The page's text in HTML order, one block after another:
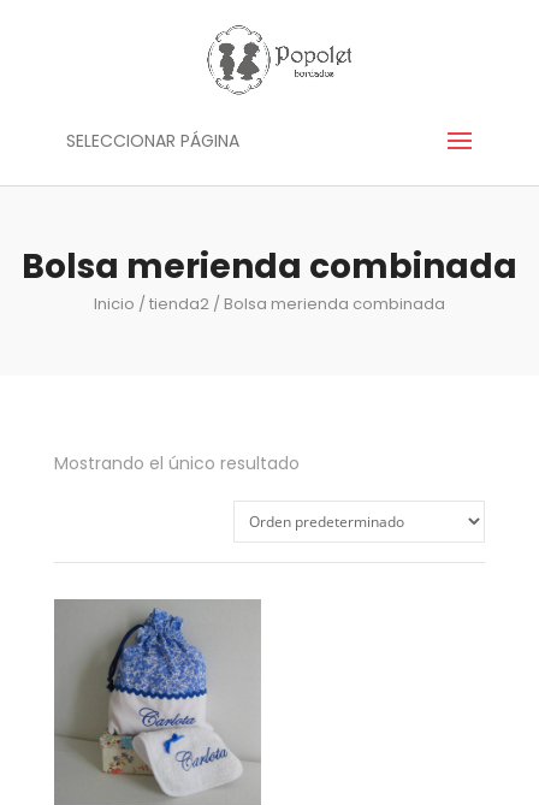
SELECCIONAR PÁGINA
Bolsa merienda combinada
Inicio /tienda2 / Bolsa merienda combinada
Mostrando el único resultado